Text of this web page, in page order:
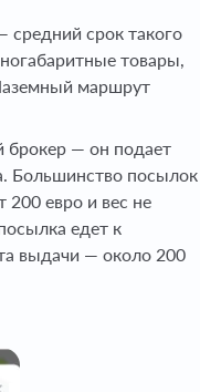
средний срок такого
товары,
маршрут
брокер — он подает
Большинство посылок
200 евро и вес не
едет к
выдачи — около 200